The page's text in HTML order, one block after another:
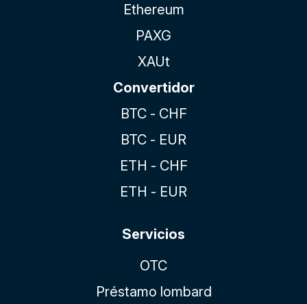
Ethereum
PAXG
XAUt
Convertidor
BTC - CHF
BTC - EUR
ETH - CHF
ETH - EUR
Servicios
OTC
Préstamo lombard